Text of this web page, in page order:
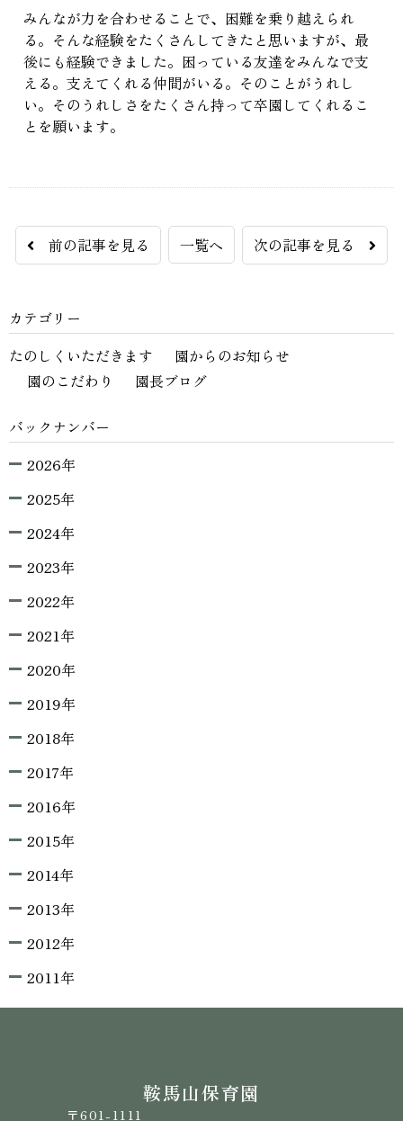
みんなが力を合わせることで、困難を乗り越えられ
る。そんな経験をたくさんしてきたと思いますが、最
後にも経験できました。困っている友達をみんなで支
える。支えてくれる仲間がいる。そのことがうれし
い。そのうれしさをたくさん持って卒園してくれるこ
とを願います。
前の記事を見る 一覧へ 次の記事を見る
カテゴリー
たのしくいただきます
園からのお知らせ
園のこだわり
園長ブログ
バックナンバー
2026年
2025年
2024年
2023年
2022年
2021年
2020年
2019年
2018年
2017年
2016年
2015年
2014年
2013年
2012年
2011年
鞍馬山保育園
〒601-1111